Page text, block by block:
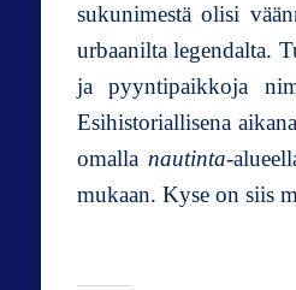
sukunimestä olisi
urbaanilta legendalta.
ja pyyntipaikkoja
Esihistoriallisena
omallanautinta-
mukaan. Kyse on siis